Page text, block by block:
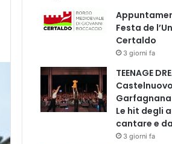
Festa de
Certaldo
3 giorni fa
TEENAGE
Le hit degli
cantare e
3 giorni fa